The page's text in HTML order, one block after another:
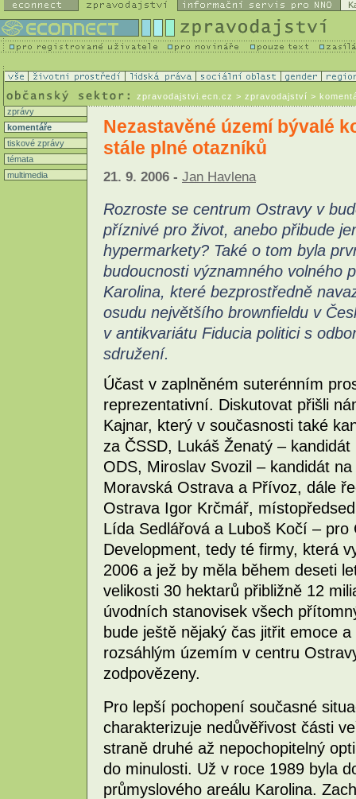
zpravodajstvi.ecn.cz > zpravodajství >
zprávy
komentáře
tiskové zprávy
témata
multimedia
Nezastavěné území bývalé
stále plné otazníků
21. 9. 2006 - Jan Havlena
Rozroste se centrum Ostravy v
příznivé pro život, anebo přibude
hypermarkety? Také o tom byla
budoucnosti významného volného
Karolina, které bezprostředně
osudu největšího brownfieldu v
v antikvariátu Fiducia politici s
sdružení.
Účast v zaplněném suterénním
reprezentativní. Diskutovat přišli
Kajnar, který v současnosti také
za ČSSD, Lukáš Ženatý –
ODS, Miroslav Svozil – kandidát
Moravská Ostrava a Přívoz, dále
Ostrava Igor Krčmář,
Lída Sedlářová a Luboš Kočí – pro
Development, tedy té firmy, která
2006 a jež by měla během deseti
velikosti 30 hektarů přibližně 12
úvodních stanovisek všech
bude ještě nějaký čas jitřit emoce
rozsáhlým územím v centru
zodpovězeny.
Pro lepší pochopení současné
charakterizuje nedůvěřivost části
straně druhé až nepochopitelný
do minulosti. Už v roce 1989 byla
průmyslového areálu Karolina.